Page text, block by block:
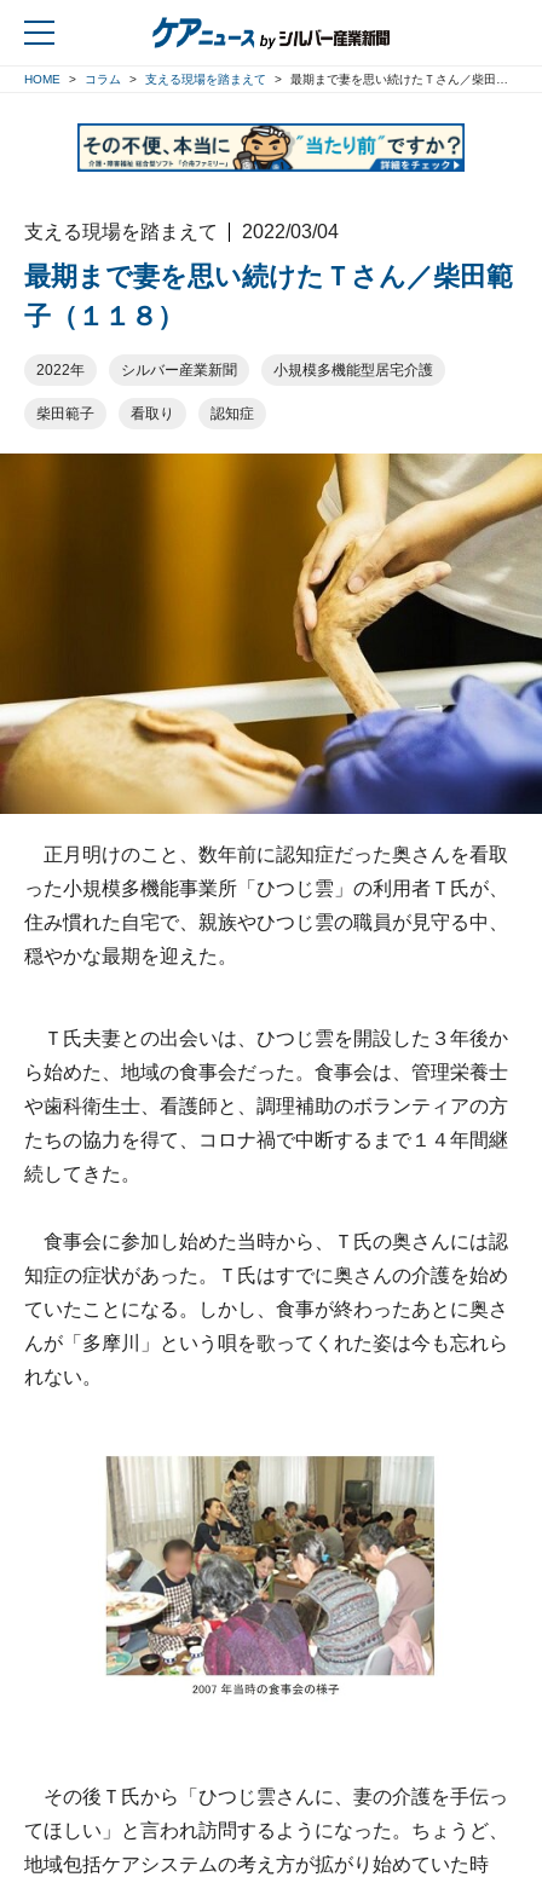
HOME コラム 支える現場を踏まえて 最期まで妻を思い続けたＴさん／柴田範子（１１８）
支える現場を踏まえて 2022/03/04
最期まで妻を思い続けたＴさん／柴田範
子（１１８）
2022年 シルバー産業新聞 小規模多機能型居宅介護
柴田範子 看取り 認知症
正月明けのこと、数年前に認知症だった奥さんを看取
った小規模多機能事業所「ひつじ雲」の利用者Ｔ氏が、
住み慣れた自宅で、親族やひつじ雲の職員が見守る中、
穏やかな最期を迎えた。
Ｔ氏夫妻との出会いは、ひつじ雲を開設した３年後か
ら始めた、地域の食事会だった。食事会は、管理栄養士
や歯科衛生士、看護師と、調理補助のボランティアの方
たちの協力を得て、コロナ禍で中断するまで１４年間継
続してきた。
食事会に参加し始めた当時から、Ｔ氏の奥さんには認
知症の症状があった。Ｔ氏はすでに奥さんの介護を始め
ていたことになる。しかし、食事が終わったあとに奥さ
んが「多摩川」という唄を歌ってくれた姿は今も忘れら
れない。
その後Ｔ氏から「ひつじ雲さんに、妻の介護を手伝っ
てほしい」と言われ訪問するようになった。ちょうど、
地域包括ケアシステムの考え方が拡がり始めていた時